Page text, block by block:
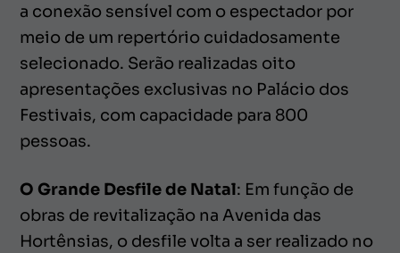
a conexão sensível com o espectador por
meio de um repertório cuidadosamente
selecionado. Serão realizadas oito
apresentações exclusivas no Palácio dos
Festivais, com capacidade para 800
pessoas.
O Grande Desfile de Natal: Em função de
obras de revitalização na Avenida das
Hortênsias, o desfile volta a ser realizado no